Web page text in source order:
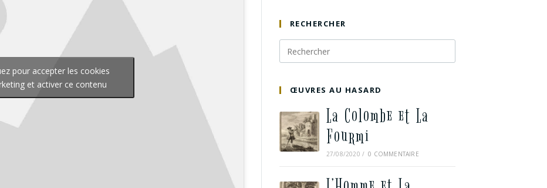
pour accepter les cookies
et activer ce contenu
RECHERCHER
ŒUVRES AU HASARD
La Colombe et La
Fourmi
27/08/2020 / 0 COMMENTAIRE